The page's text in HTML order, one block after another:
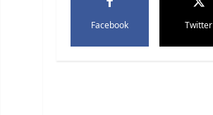
Facebook Twitter